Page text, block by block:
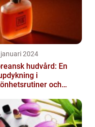
2024
hudvård: En
i
och